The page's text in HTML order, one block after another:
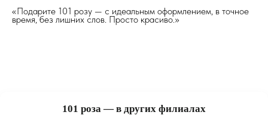
«Подарите 101 розу — с идеальным оформлением, в точное
время, без лишних слов. Просто красиво.»
101 роза — в других филиалах